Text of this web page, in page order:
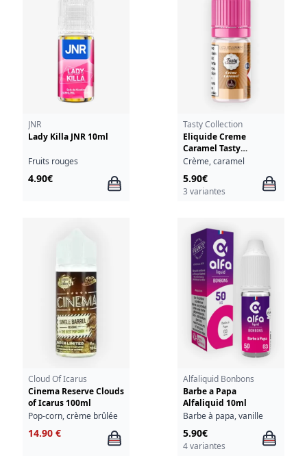
JNR
Lady Killa JNR 10ml
Fruits rouges
4.90€
Tasty Collection
Eliquide Creme
Caramel Tasty
Collection Liquidarom
Crème, caramel
5.90€
3 variantes
Cloud Of Icarus
Cinema Reserve Clouds
of Icarus 100ml
Pop-corn, crème brûlée
14.90 €
Alfaliquid Bonbons
Barbe a Papa
Alfaliquid 10ml
Barbe à papa, vanille
5.90€
4 variantes